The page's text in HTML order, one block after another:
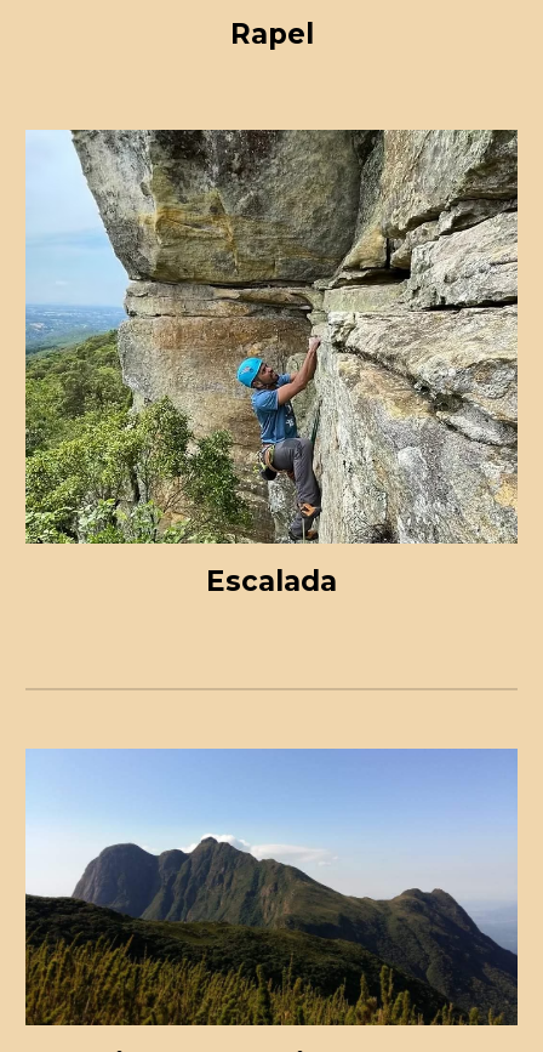
Rapel
Escalada